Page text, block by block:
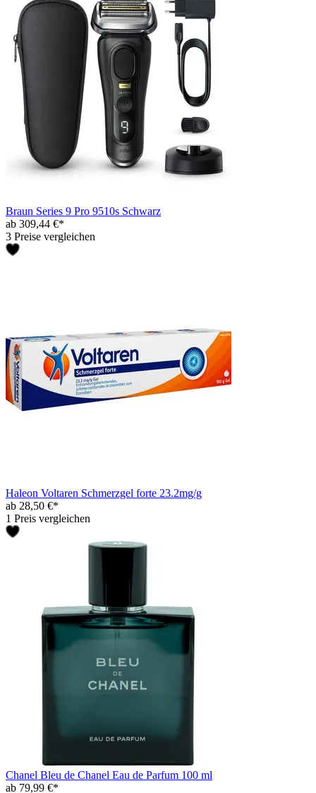
Braun Series 9 Pro 9510s Schwarz
ab 309,44 €*
3 Preise vergleichen
Haleon Voltaren Schmerzgel forte 23.2mg/g
ab 28,50 €*
1 Preis vergleichen
Chanel Bleu de Chanel Eau de Parfum 100 ml
ab 79,99 €*